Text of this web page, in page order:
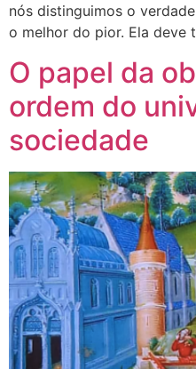
nós distinguimos o
o melhor do pior. Ela deve
O papel da
ordem do
sociedade